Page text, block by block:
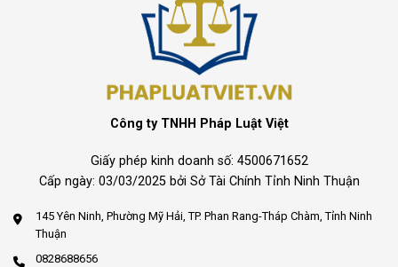
Công ty TNHH Pháp Luật Việt
Giấy phép kinh doanh số: 4500671652
Cấp ngày: 03/03/2025 bởi Sở Tài Chính Tỉnh Ninh Thuận
145 Yên Ninh, Phường Mỹ Hải, TP. Phan Rang-Tháp Chàm, Tỉnh Ninh
Thuận
0828688656